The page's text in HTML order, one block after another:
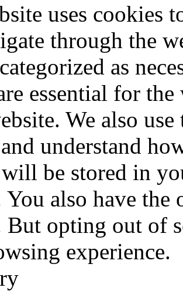
uses cookies
through the
as
essential for
We also
understand
be stored in
You also have
But opting out of
experience.